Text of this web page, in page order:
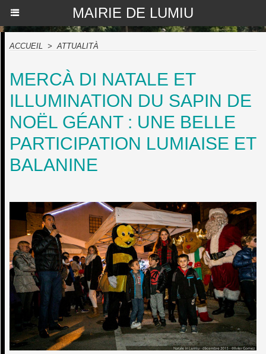
MAIRIE DE LUMIU
ACCUEIL > ATTUALITÀ
MERCÀ DI NATALE ET
ILLUMINATION DU SAPIN DE
NOËL GÉANT : UNE BELLE
PARTICIPATION LUMIAISE ET
BALANINE